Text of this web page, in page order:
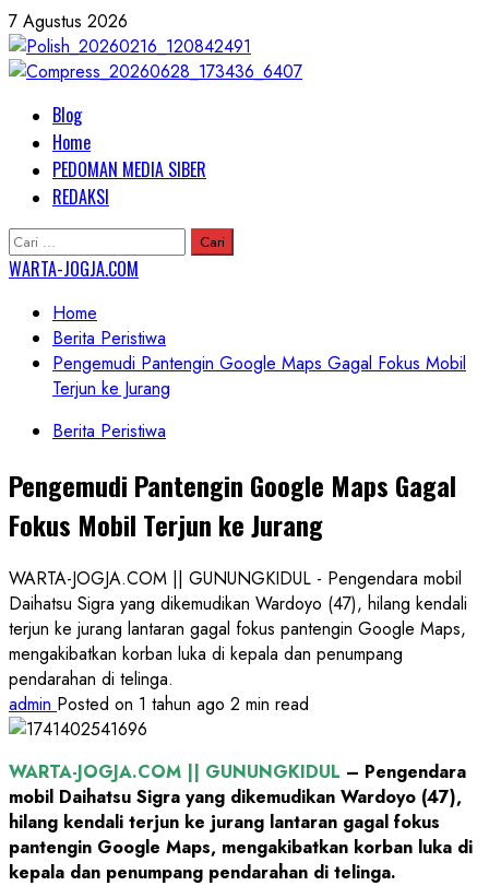
Skip
to
content
7 Agustus 2026
Primary
Menu
Blog
Home
PEDOMAN MEDIA SIBER
REDAKSI
Cari
untuk:
WARTA-JOGJA.COM
Home
Berita Peristiwa
Pengemudi Pantengin Google Maps Gagal Fokus Mobil
Terjun ke Jurang
Berita Peristiwa
Pengemudi Pantengin Google Maps Gagal
Fokus Mobil Terjun ke Jurang
WARTA-JOGJA.COM || GUNUNGKIDUL - Pengendara mobil
Daihatsu Sigra yang dikemudikan Wardoyo (47), hilang kendali
terjun ke jurang lantaran gagal fokus pantengin Google Maps,
mengakibatkan korban luka di kepala dan penumpang
pendarahan di telinga.
admin Posted on 1 tahun ago 2 min read
WARTA-JOGJA.COM || GUNUNGKIDUL – Pengendara
mobil Daihatsu Sigra yang dikemudikan Wardoyo (47),
hilang kendali terjun ke jurang lantaran gagal fokus
pantengin Google Maps, mengakibatkan korban luka di
kepala dan penumpang pendarahan di telinga.